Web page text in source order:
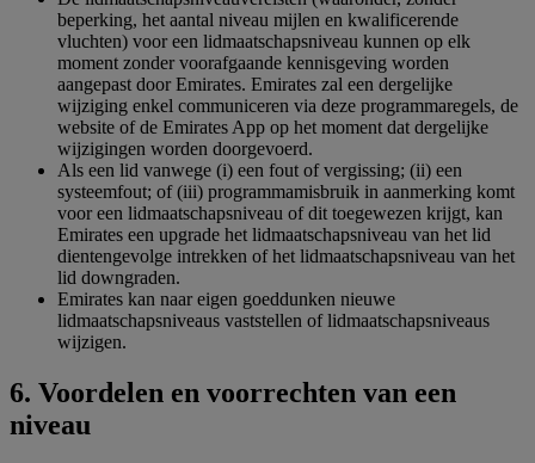
beperking, het aantal niveau mijlen en kwalificerende
vluchten) voor een lidmaatschapsniveau kunnen op elk
moment zonder voorafgaande kennisgeving worden
aangepast door Emirates. Emirates zal een dergelijke
wijziging enkel communiceren via deze programmaregels, de
website of de Emirates App op het moment dat dergelijke
wijzigingen worden doorgevoerd.
Als een lid vanwege (i) een fout of vergissing; (ii) een
systeemfout; of (iii) programmamisbruik in aanmerking komt
voor een lidmaatschapsniveau of dit toegewezen krijgt, kan
Emirates een upgrade het lidmaatschapsniveau van het lid
dientengevolge intrekken of het lidmaatschapsniveau van het
lid downgraden.
Emirates kan naar eigen goeddunken nieuwe
lidmaatschapsniveaus vaststellen of lidmaatschapsniveaus
wijzigen.
6. Voordelen en voorrechten van een
niveau